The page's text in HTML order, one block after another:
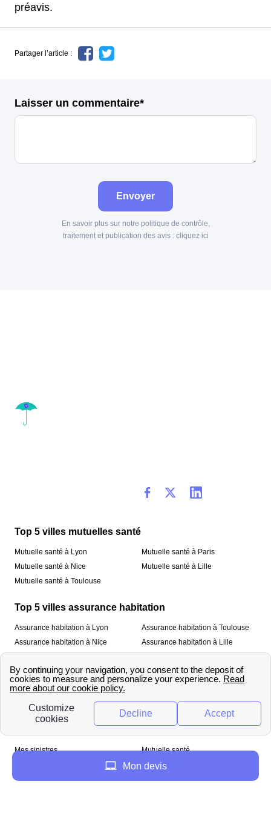
préavis.
Partager l’article :
Laisser un commentaire*
Envoyer
En savoir plus sur notre politique de contrôle,
traitement et publication des avis : cliquez ici
Top 5 villes mutuelles santé
Mutuelle santé à Lyon
Mutuelle santé à Nice
Mutuelle santé à Toulouse
Mutuelle santé à Paris
Mutuelle santé à Lille
Top 5 villes assurance habitation
Assurance habitation à Lyon
Assurance habitation à Nice
Assurance habitation à Toulouse
Assurance habitation à Lille
À propos
Qui sommes-nous ? Mentions légales
Mes sinistres
Mutuelle santé
Mon devis